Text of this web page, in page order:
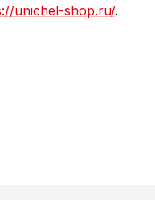
unichel-shop.ru/.